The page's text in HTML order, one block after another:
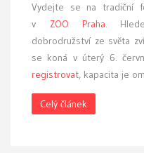
Vydejte se na tradiční
v ZOO Praha.
dobrodružství ze světa
se koná v úterý 6.
registrovat, kapacita je
Celý článek